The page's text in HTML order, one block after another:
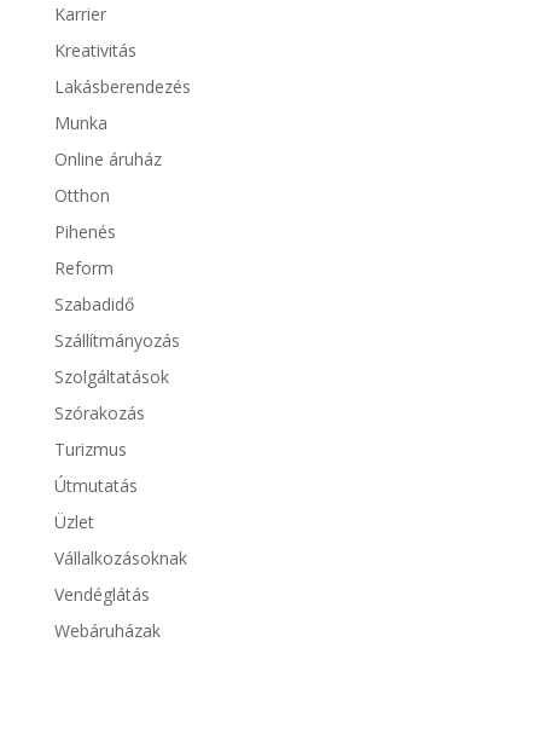
Karrier
Kreativitás
Lakásberendezés
Munka
Online áruház
Otthon
Pihenés
Reform
Szabadidő
Szállítmányozás
Szolgáltatások
Szórakozás
Turizmus
Útmutatás
Üzlet
Vállalkozásoknak
Vendéglátás
Webáruházak